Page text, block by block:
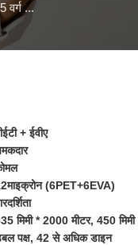
वर्ग ...
+ ईवीए
(6PET+6EVA)
मिमी * 2000 मीटर, 450
पक्ष, 42 से अधिक डाइन